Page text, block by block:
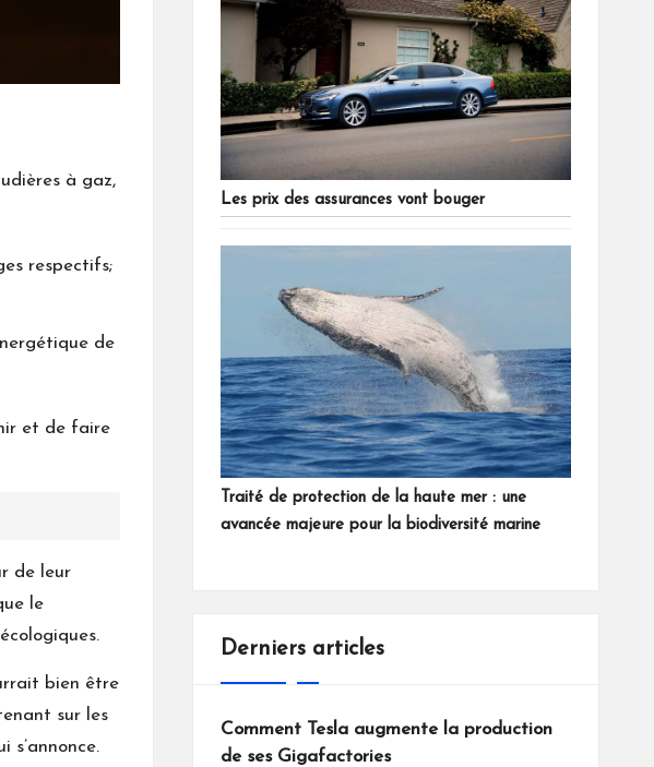
à gaz,
respectifs;
de
et de faire
de leur
le
bien être
sur les
Les prix des assurances vont bouger
Traité de protection de la haute mer : une
avancée majeure pour la biodiversité marine
Derniers articles
Comment Tesla augmente la production
de ses Gigafactories